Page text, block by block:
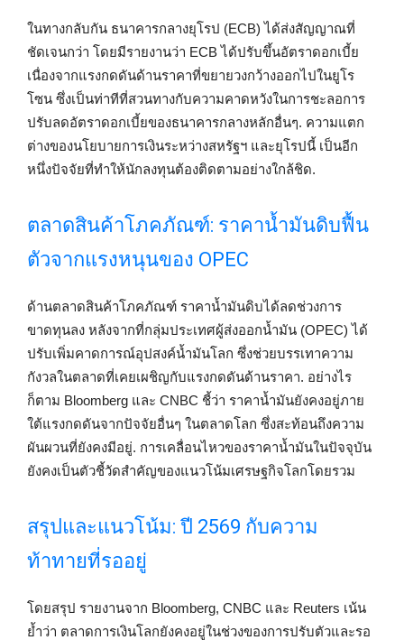
ในทางกลับกัน ธนาคารกลางยุโรป (ECB) ได้ส่งสัญญาณที่
ชัดเจนกว่า โดยมีรายงานว่า ECB ได้ปรับขึ้นอัตราดอกเบี้ย
เนื่องจากแรงกดดันด้านราคาที่ขยายวงกว้างออกไปในยูโร
โซน ซึ่งเป็นท่าทีที่สวนทางกับความคาดหวังในการชะลอการ
ปรับลดอัตราดอกเบี้ยของธนาคารกลางหลักอื่นๆ. ความแตก
ต่างของนโยบายการเงินระหว่างสหรัฐฯ และยุโรปนี้ เป็นอีก
หนึ่งปัจจัยที่ทำให้นักลงทุนต้องติดตามอย่างใกล้ชิด.
ตลาดสินค้าโภคภัณฑ์: ราคาน้ำมันดิบฟื้น
ตัวจากแรงหนุนของ OPEC
ด้านตลาดสินค้าโภคภัณฑ์ ราคาน้ำมันดิบได้ลดช่วงการ
ขาดทุนลง หลังจากที่กลุ่มประเทศผู้ส่งออกน้ำมัน (OPEC) ได้
ปรับเพิ่มคาดการณ์อุปสงค์น้ำมันโลก ซึ่งช่วยบรรเทาความ
กังวลในตลาดที่เคยเผชิญกับแรงกดดันด้านราคา. อย่างไร
ก็ตาม Bloomberg และ CNBC ชี้ว่า ราคาน้ำมันยังคงอยู่ภาย
ใต้แรงกดดันจากปัจจัยอื่นๆ ในตลาดโลก ซึ่งสะท้อนถึงความ
ผันผวนที่ยังคงมีอยู่. การเคลื่อนไหวของราคาน้ำมันในปัจจุบัน
ยังคงเป็นตัวชี้วัดสำคัญของแนวโน้มเศรษฐกิจโลกโดยรวม
สรุปและแนวโน้ม: ปี 2569 กับความ
ท้าทายที่รออยู่
โดยสรุป รายงานจาก Bloomberg, CNBC และ Reuters เน้น
ย้ำว่า ตลาดการเงินโลกยังคงอยู่ในช่วงของการปรับตัวและรอ